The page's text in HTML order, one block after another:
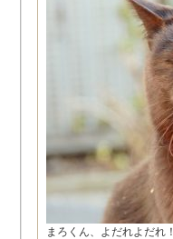
まろくん、よだれよだれ！